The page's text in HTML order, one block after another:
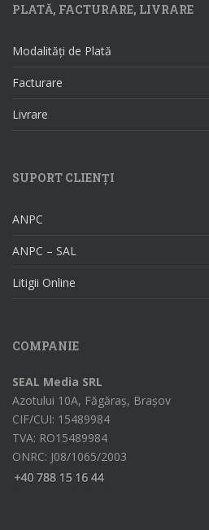
PLATĂ, FACTURARE, LIVRARE
Modalități de Plată
Facturare
Livrare
SUPORT CLIENȚI
ANPC
ANPC – SAL
Litigii Online
COMPANIE
SEAL Media SRL
Azotului 10A, Făgăraș, Brașov
CIF/CUI: 15489984
TVA: RO15489984
ONRC: J08/1065/2003